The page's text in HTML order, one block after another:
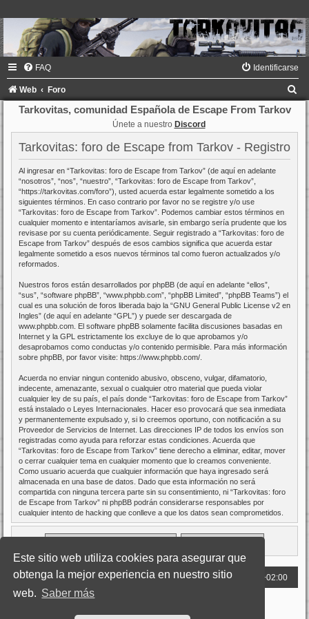
Este sitio web utiliza cookies para asegurar que
obtenga la mejor experiencia en nuestro sitio
web. Saber más
FAQ Identificarse
Web Foro
Tarkovitas, comunidad Española de Escape From Tarkov
Únete a nuestro Discord
Tarkovitas: foro de Escape from Tarkov - Registro
Al ingresar en “Tarkovitas: foro de Escape from Tarkov” (de aquí en adelante
“nosotros”, “nos”, “nuestro”, “Tarkovitas: foro de Escape from Tarkov”,
“https://tarkovitas.com/foro”), usted acuerda estar legalmente sometido a los
siguientes términos. En caso contrario por favor no se registre y/o use
“Tarkovitas: foro de Escape from Tarkov”. Podemos cambiar estos términos en
cualquier momento e intentaríamos avisarle, sin embargo sería prudente que los
revisase por su cuenta periódicamente. Seguir registrado a “Tarkovitas: foro de
Escape from Tarkov” después de esos cambios significa que acuerda estar
legalmente sometido a esos nuevos términos tal como fueron actualizados y/o
reformados.
Nuestros foros están desarrollados por phpBB (de aquí en adelante “ellos”,
“sus”, “software phpBB”, “www.phpbb.com”, “phpBB Limited”, “phpBB Teams”) el
cual es una solución de foros liberada bajo la “GNU General Public License v2 en
Ingles” (de aquí en adelante “GPL”) y puede ser descargada de
www.phpbb.com . El software phpBB solamente facilita discusiones basadas en
Internet y la GPL estrictamente los excluye de lo que aprobamos y/o
desaprobamos como conductas y/o contenido permisible. Para más información
sobre phpBB, por favor visite: https://www.phpbb.com/
Acuerda no enviar ningun contenido abusivo, obsceno, vulgar, difamatorio,
indecente, amenazante, sexual o cualquier otro material que pueda violar
cualquier ley de su país, el país donde “Tarkovitas: foro de Escape from Tarkov”
está instalado o Leyes Internacionales. Hacer eso provocará que sea inmediata
y permanentemente expulsado y, si lo creemos oportuno, con notificación a su
Proveedor de Servicios de Internet. Las direcciones IP de todos los envíos son
registradas como ayuda para reforzar estas condiciones. Acuerda que
“Tarkovitas: foro de Escape from Tarkov” tiene derecho a eliminar, editar, mover
o cerrar cualquier tema en cualquier momento que lo creamos conveniente.
Como usuario acuerda que cualquier información que haya ingresado será
almacenada en una base de datos. Dado que esta información no será
compartida con ninguna tercera parte sin su consentimiento, ni “Tarkovitas: foro
de Escape from Tarkov” ni phpBB podrán considerarse responsables por
cualquier intento de hacking que conlleve a que los datos sean comprometidos.
Web Foro Todos los horarios son UTC+02:00
Desarrollado porphpBB